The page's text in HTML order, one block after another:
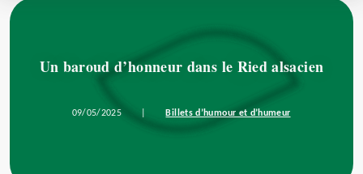
Un baroud d’honneur dans le Ried alsacien
09/05/2025 Billets d’humour et d’humeur